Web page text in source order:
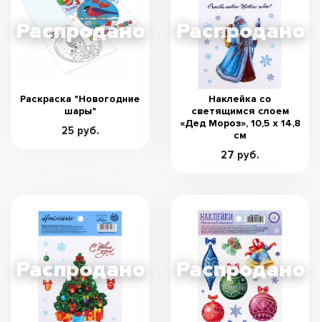
Раскраска "Новогодние
шары"
25 руб.
Наклейка со
светящимся слоем
«Дед Мороз», 10,5 х 14,8
см
27 руб.